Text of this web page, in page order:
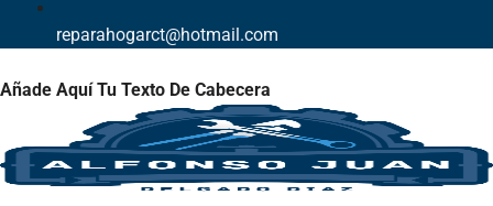
reparahogarct@hotmail.com
Añade Aquí Tu Texto De Cabecera